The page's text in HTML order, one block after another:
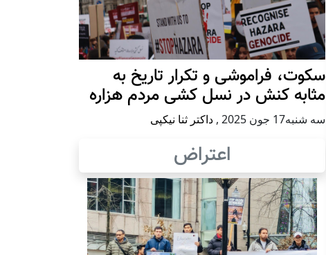
سکوت، فراموشی و تکرار تاريخ به
مثابه کنش در نسل کشی مردم هزاره
سه شنبه17 جون 2025 , داکتر ثنا نیکپی
اعتراض